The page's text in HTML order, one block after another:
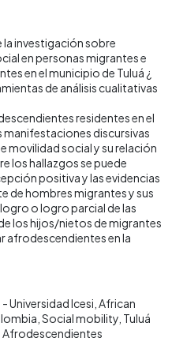
la investigación sobre
en personas migrantes e
en el municipio de Tuluá ¿
de análisis cualitativas
residentes en el
manifestaciones discursivas
movilidad social y su relación
los hallazgos se puede
positiva y las evidencias
de hombres migrantes y sus
o logro parcial de las
los hijos/nietos de migrantes
afrodescendientes en la
Universidad Icesi African
Social mobility Tuluá
Afrodescendientes